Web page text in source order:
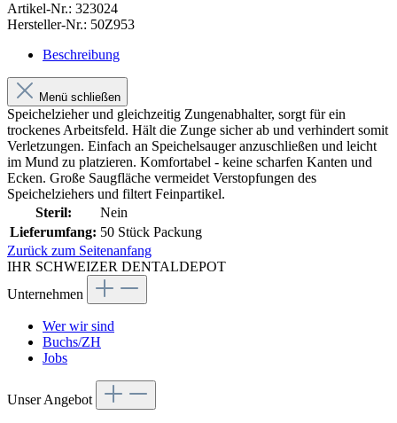
Artikel-Nr.: 323024
Hersteller-Nr.: 50Z953
Beschreibung
Menü schließen
Speichelzieher und gleichzeitig Zungenabhalter, sorgt für ein
trockenes Arbeitsfeld. Hält die Zunge sicher ab und verhindert somit
Verletzungen. Einfach an Speichelsauger anzuschließen und leicht
im Mund zu platzieren. Komfortabel - keine scharfen Kanten und
Ecken. Große Saugfläche vermeidet Verstopfungen des
Speichelziehers und filtert Feinpartikel.
Steril:
Nein
Lieferumfang: 50 Stück Packung
Zurück zum Seitenanfang
IHR SCHWEIZER DENTALDEPOT
Unternehmen
Wer wir sind
Buchs/ZH
Jobs
Unser Angebot